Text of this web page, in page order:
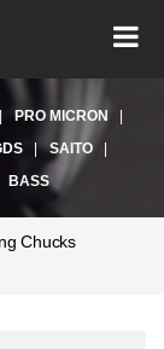
PRO MICRON
SAITO
BASS
Chucks